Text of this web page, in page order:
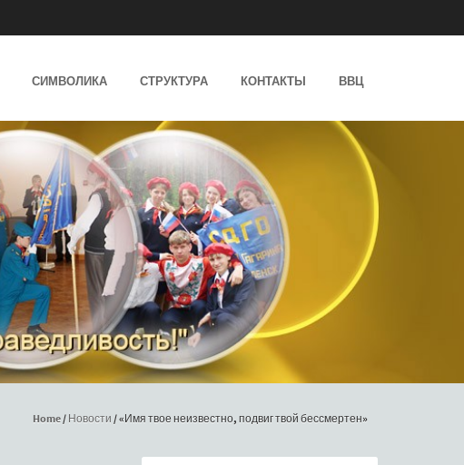
СИМВОЛИКА СТРУКТУРА КОНТАКТЫ ВВЦ
Home/Новости/«Имя твое неизвестно, подвиг твой бессмертен»